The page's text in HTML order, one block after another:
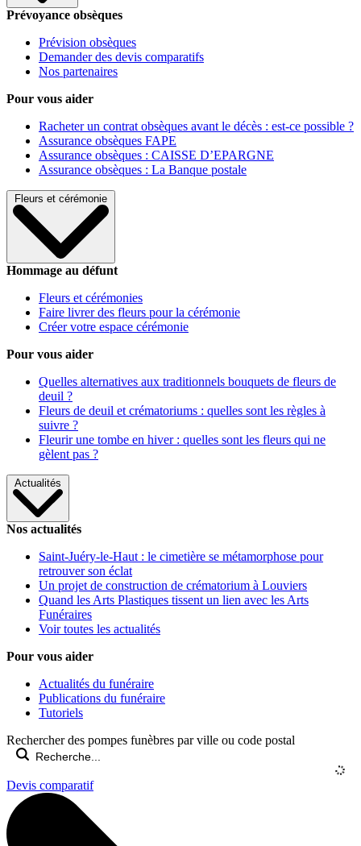
Prévoyance obsèques
Prévision obsèques
Demander des devis comparatifs
Nos partenaires
Pour vous aider
Racheter un contrat obsèques avant le décès : est-ce possible ?
Assurance obsèques FAPE
Assurance obsèques : CAISSE D’EPARGNE
Assurance obsèques : La Banque postale
Fleurs et cérémonie
Hommage au défunt
Fleurs et cérémonies
Faire livrer des fleurs pour la cérémonie
Créer votre espace cérémonie
Pour vous aider
Quelles alternatives aux traditionnels bouquets de fleurs de
deuil ?
Fleurs de deuil et crématoriums : quelles sont les règles à
suivre ?
Fleurir une tombe en hiver : quelles sont les fleurs qui ne
gèlent pas ?
Actualités
Nos actualités
Saint-Juéry-le-Haut : le cimetière se métamorphose pour
retrouver son éclat
Un projet de construction de crématorium à Louviers
Quand les Arts Plastiques tissent un lien avec les Arts
Funéraires
Voir toutes les actualités
Pour vous aider
Actualités du funéraire
Publications du funéraire
Tutoriels
Rechercher des pompes funèbres par ville ou code postal
Devis comparatif